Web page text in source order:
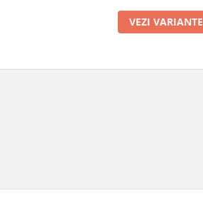
VEZI VARIANTE